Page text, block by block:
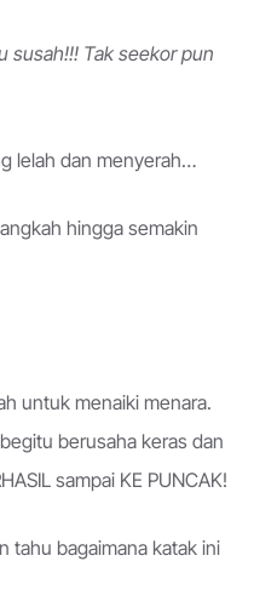
susah!!! Tak seekor pun
lelah dan menyerah…
hingga semakin
untuk menaiki menara.
berusaha keras dan
sampai KE PUNCAK!
tahu bagaimana katak ini